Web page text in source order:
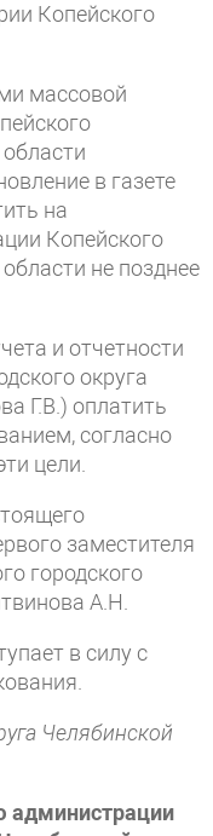
Копейского
массовой
в газете
на
Копейского
не позднее
и отчетности
округа
Г.В.) оплатить
согласно
цели.
заместителя
городского
А.Н.
в силу с
Челябинской
администрации